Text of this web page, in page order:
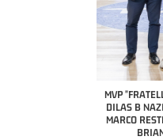
MVP
DILAS B
MARCO